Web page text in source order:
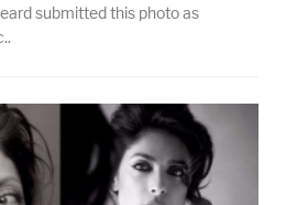
submitted this photo as